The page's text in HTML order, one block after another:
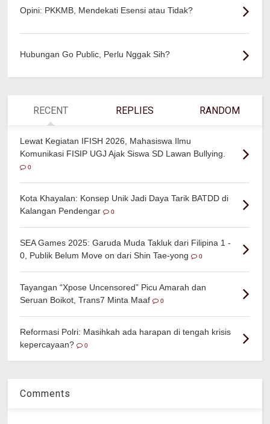
Opini: PKKMB, Mendekati Esensi atau Tidak?
Hubungan Go Public, Perlu Nggak Sih?
RECENT REPLIES RANDOM
Lewat Kegiatan IFISH 2026, Mahasiswa Ilmu
Komunikasi FISIP UGJ Ajak Siswa SD Lawan Bullying.
0
Kota Khayalan: Konsep Unik Jadi Daya Tarik BATDD di
Kalangan Pendengar
0
SEA Games 2025: Garuda Muda Takluk dari Filipina 1 -
0, Publik Belum Move on dari Shin Tae-yong
0
Tayangan “Xpose Uncensored” Picu Amarah dan
Seruan Boikot, Trans7 Minta Maaf
0
Reformasi Polri: Masihkah ada harapan di tengah krisis
kepercayaan?
0
Comments